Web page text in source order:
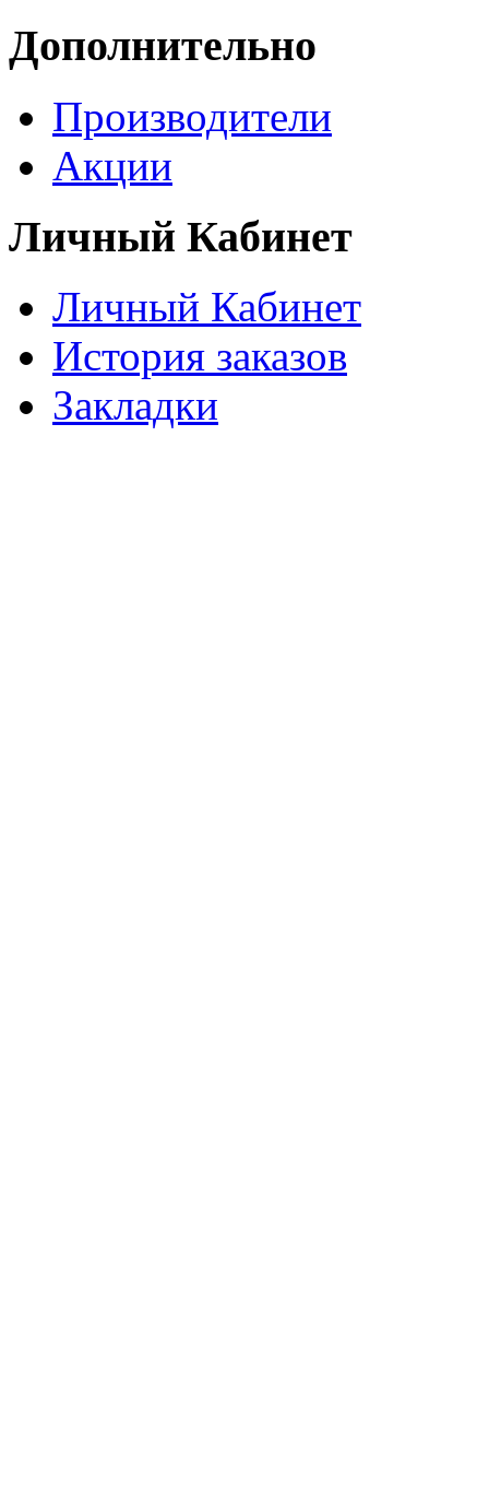
Дополнительно
Производители
Акции
Личный Кабинет
Личный Кабинет
История заказов
Закладки